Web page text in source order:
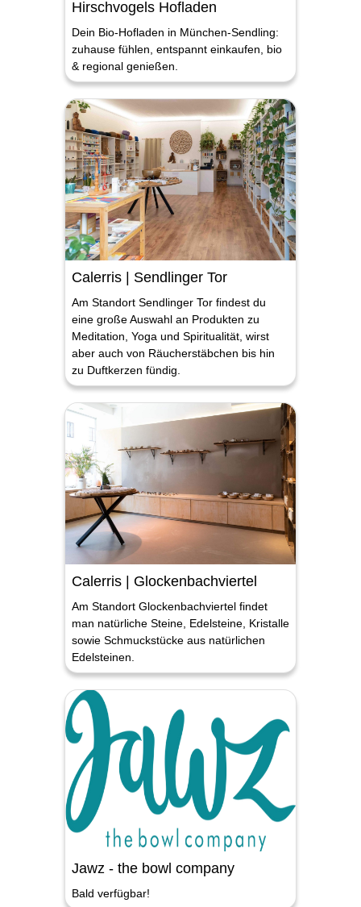
Hirschvogels Hofladen
Dein Bio-Hofladen in München-Sendling:
zuhause fühlen, entspannt einkaufen, bio
& regional genießen.
Calerris | Sendlinger Tor
Am Standort Sendlinger Tor findest du
eine große Auswahl an Produkten zu
Meditation, Yoga und Spiritualität, wirst
aber auch von Räucherstäbchen bis hin
zu Duftkerzen fündig.
Calerris | Glockenbachviertel
Am Standort Glockenbachviertel findet
man natürliche Steine, Edelsteine, Kristalle
sowie Schmuckstücke aus natürlichen
Edelsteinen.
Jawz - the bowl company
Bald verfügbar!